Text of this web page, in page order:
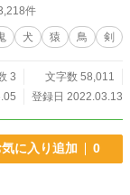
件
犬 猿 鳥 剣
3
文字数 58,011
登録日 2022.03.13
気に入り追加 0